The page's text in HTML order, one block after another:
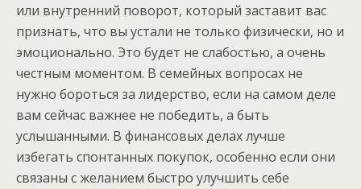
или внутренний поворот, который заставит вас
признать, что вы устали не только физически, но и
эмоционально. Это будет не слабостью, а очень
честным моментом. В семейных вопросах не
нужно бороться за лидерство, если на самом деле
вам сейчас важнее не победить, а быть
услышанными. В финансовых делах лучше
избегать спонтанных покупок, особенно если они
связаны с желанием быстро улучшить себе